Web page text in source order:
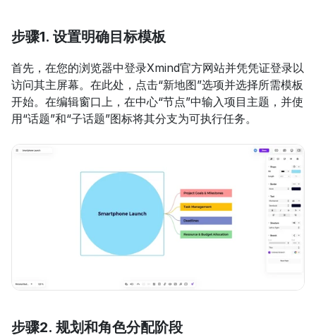
步骤1. 设置明确目标模板
首先，在您的浏览器中登录Xmind官方网站并凭凭证登录以
访问其主屏幕。在此处，点击“新地图”选项并选择所需模板
开始。在编辑窗口上，在中心“节点”中输入项目主题，并使
用“话题”和“子话题”图标将其分支为可执行任务。
步骤2. 规划和角色分配阶段